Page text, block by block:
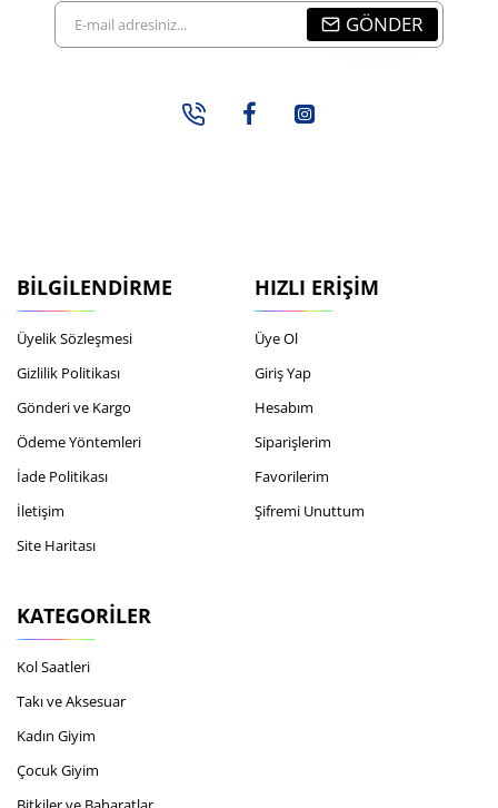
E-
mail
GÖNDER
BILGILENDIRME
Üyelik Sözleşmesi
Gizlilik Politikası
Gönderi ve Kargo
Ödeme Yöntemleri
İade Politikası
İletişim
Site Haritası
HIZLI ERIŞIM
Üye Ol
Giriş Yap
Hesabım
Siparişlerim
Favorilerim
Şifremi Unuttum
KATEGORILER
Kol Saatleri
Takı ve Aksesuar
Kadın Giyim
Çocuk Giyim